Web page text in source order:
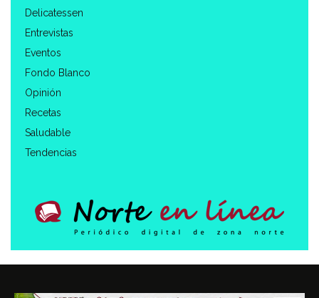
Delicatessen
Entrevistas
Eventos
Fondo Blanco
Opinión
Recetas
Saludable
Tendencias